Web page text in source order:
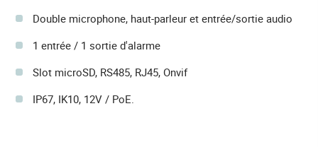
Double microphone, haut-parleur et entrée/sortie audio
1 entrée / 1 sortie d'alarme
Slot microSD, RS485, RJ45, Onvif
IP67, IK10, 12V / PoE.